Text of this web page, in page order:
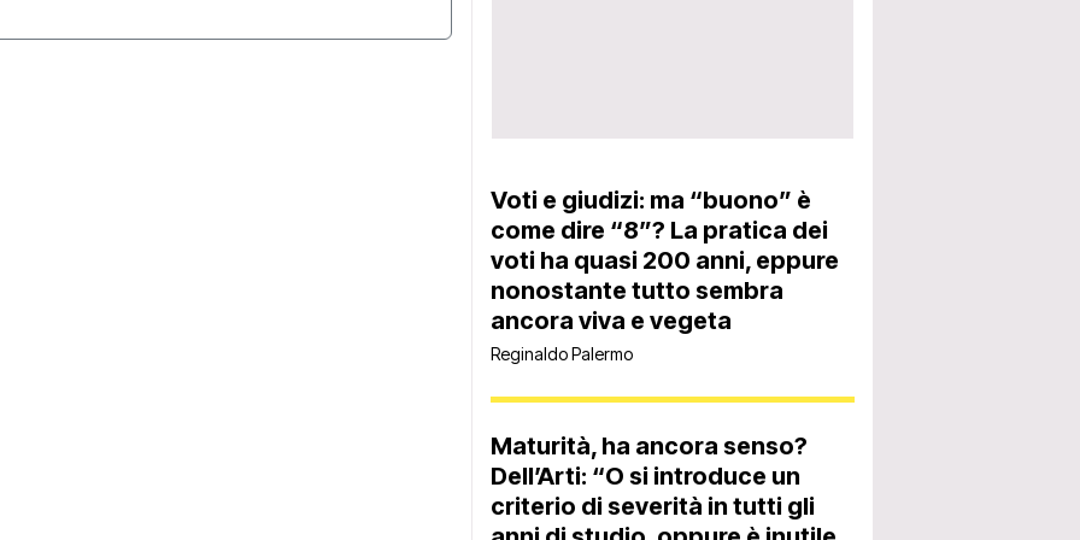
Voti e giudizi: ma “buono” è
come dire “8”? La pratica dei
voti ha quasi 200 anni, eppure
nonostante tutto sembra
ancora viva e vegeta
Reginaldo Palermo
Maturità, ha ancora senso?
Dell’Arti: “O si introduce un
criterio di severità in tutti gli